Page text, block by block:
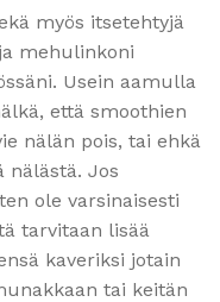
myös itsetehtyjä
mehulinkoni
Usein aamulla
että smoothien
nälän pois, tai ehkä
nälästä. Jos
ole varsinaisesti
tarvitaan lisää
kaveriksi jotain
tai keitän